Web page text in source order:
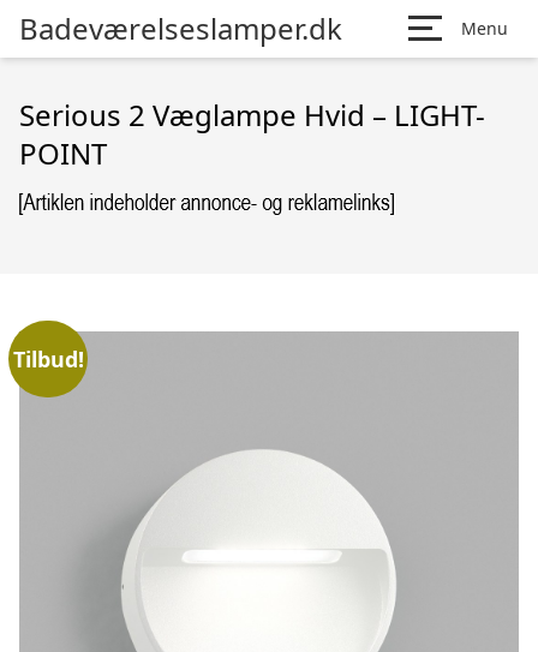
Badeværelseslamper.dk Menu
Serious 2 Væglampe Hvid – LIGHT-
POINT
Tilbud!